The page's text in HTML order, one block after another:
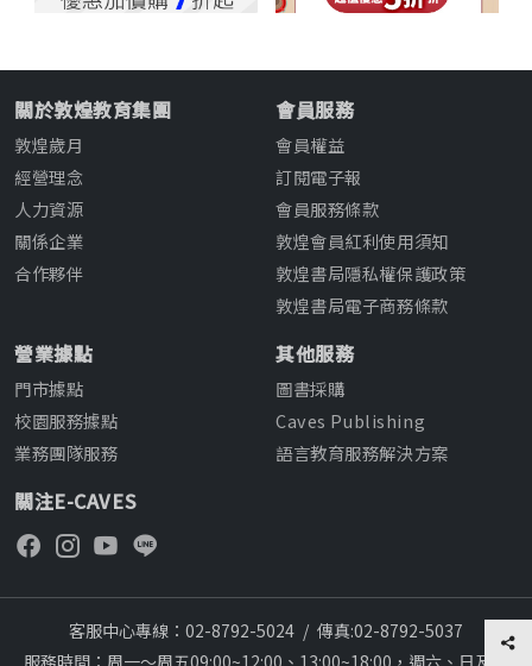
關於敦煌教育集團
敦煌歲月
經營理念
人力資源
關係企業
合作夥伴
會員服務
會員權益
訂閱電子報
會員服務條款
敦煌會員紅利使用須知
敦煌書局隱私權保護政策
敦煌書局電子商務條款
營業據點
門市據點
校園服務據點
業務團隊服務
其他服務
圖書採購
Caves Publishing
語言教育服務解決方案
關注E-CAVES
客服中心專線：02-8792-5024 / 傳真:02-8792-5037